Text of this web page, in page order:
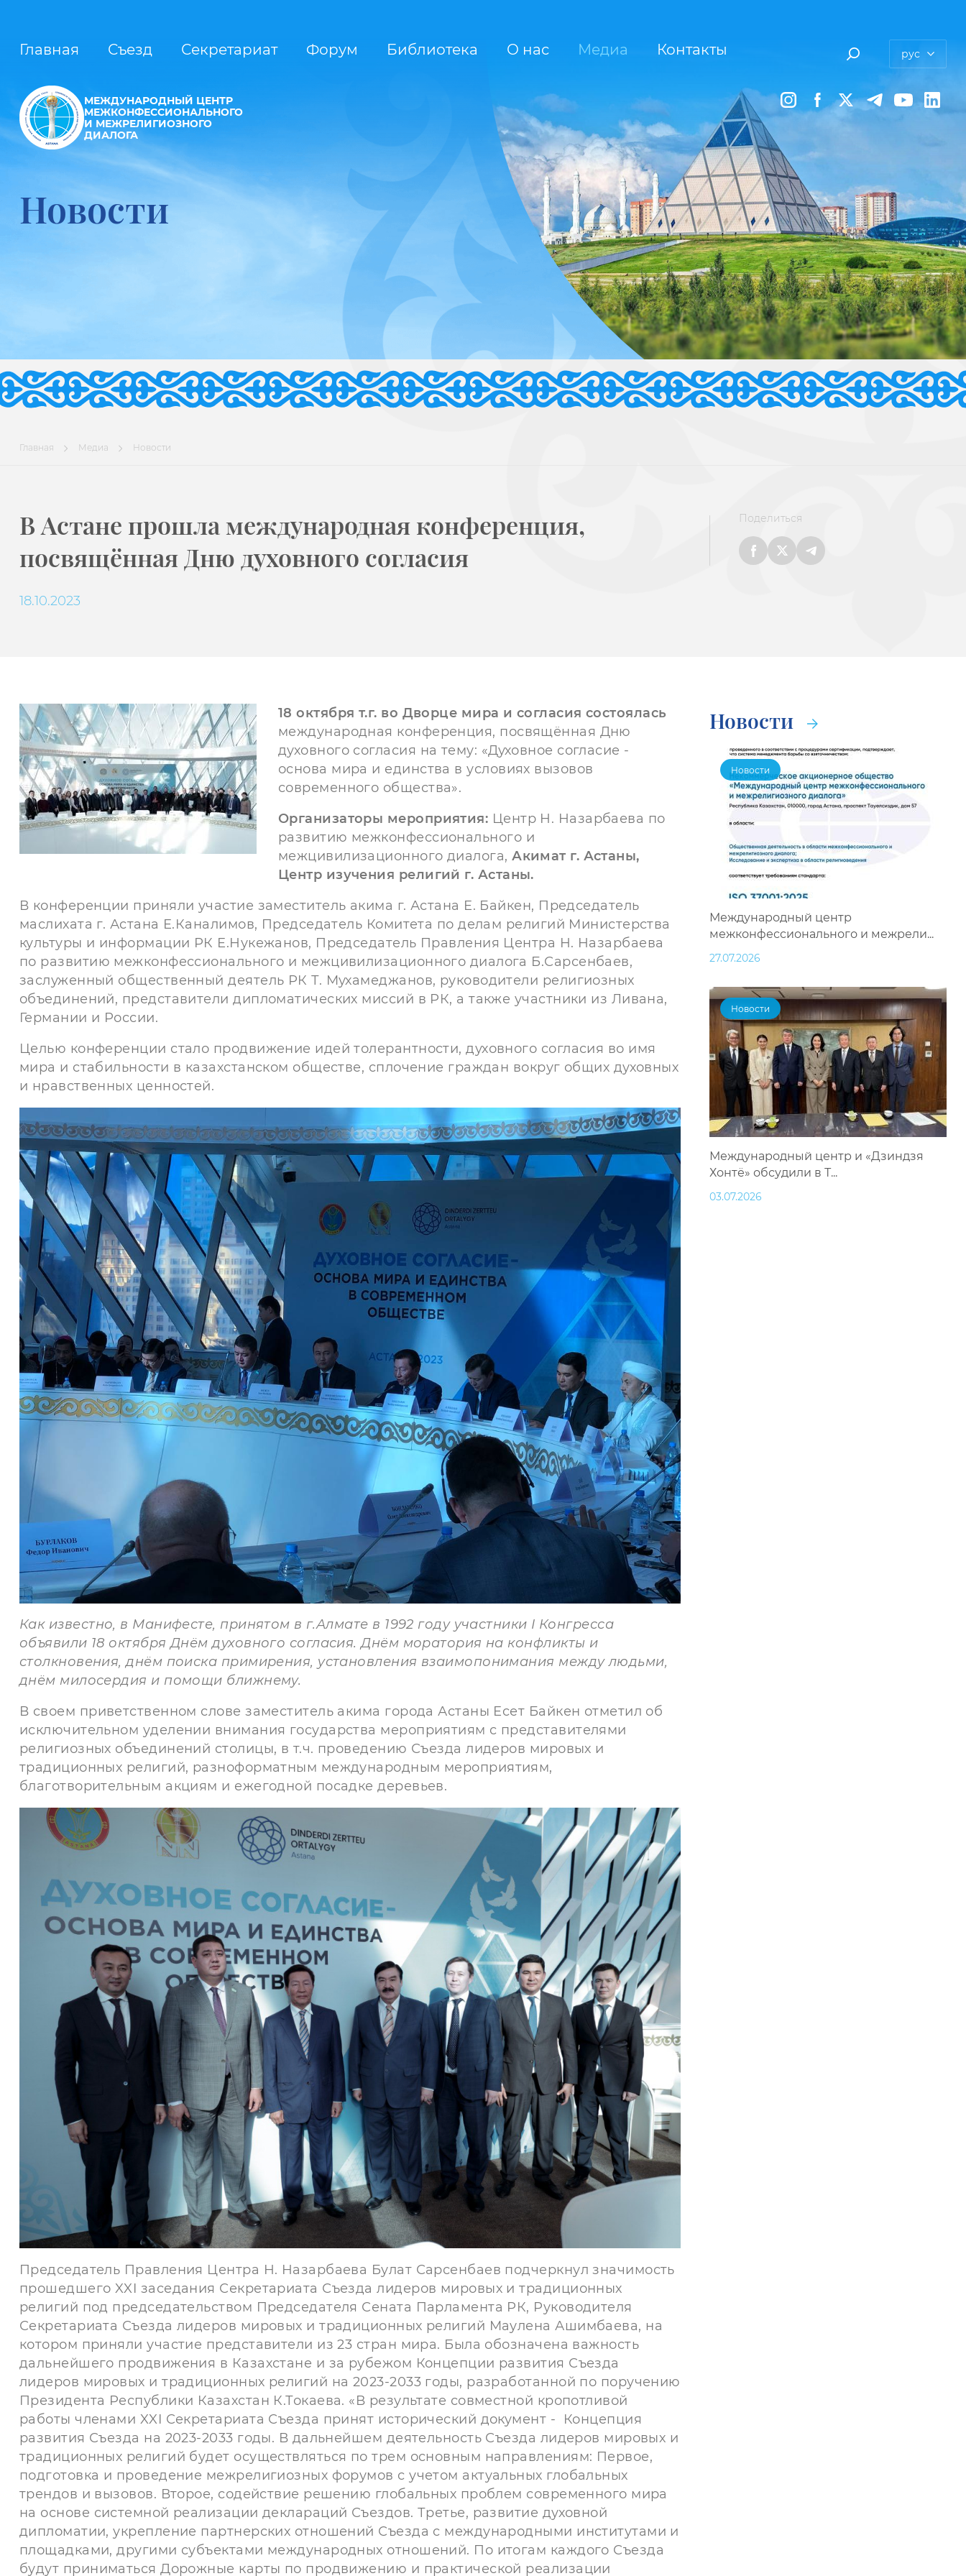
Главная Съезд Секретариат Форум Библиотека О нас Медиа Контакты рус
МЕЖДУНАРОДНЫЙ ЦЕНТР
МЕЖКОНФЕССИОНАЛЬНОГО
И МЕЖРЕЛИГИОЗНОГО
ДИАЛОГА
Новости
Главная Медиа Новости
В Астане прошла международная конференция,
посвящённая Дню духовного согласия
18.10.2023
Поделиться
18 октября т.г. во Дворце мира и согласия состоялась
международная конференция, посвящённая Дню
духовного согласия на тему: «Духовное согласие -
основа мира и единства в условиях вызовов
современного общества».
Организаторы мероприятия: Центр Н. Назарбаева по
развитию межконфессионального и
межцивилизационного диалога,Акимат г. Астаны,
Центр изучения религий г. Астаны.
В конференции приняли участие заместитель акима г. Астана Е. Байкен, Председатель
маслихата г. Астана Е.Каналимов, Председатель Комитета по делам религий Министерства
культуры и информации РК Е.Нукежанов, Председатель Правления Центра Н. Назарбаева
по развитию межконфессионального и межцивилизационного диалога Б.Сарсенбаев,
заслуженный общественный деятель РК Т. Мухамеджанов, руководители религиозных
объединений, представители дипломатических миссий в РК, а также участники из Ливана,
Германии и России.
Целью конференции стало продвижение идей толерантности, духовного согласия во имя
мира и стабильности в казахстанском обществе, сплочение граждан вокруг общих духовных
и нравственных ценностей.
Как известно, в Манифесте, принятом в г.Алмате в 1992 году участники I Конгресса
объявили 18 октября Днём духовного согласия. Днём моратория на конфликты и
столкновения, днём поиска примирения, установления взаимопонимания между людьми,
днём милосердия и помощи ближнему.
В своем приветственном слове заместитель акима города Астаны Есет Байкен отметил об
исключительном уделении внимания государства мероприятиям с представителями
религиозных объединений столицы, в т.ч. проведению Съезда лидеров мировых и
традиционных религий, разноформатным международным мероприятиям,
благотворительным акциям и ежегодной посадке деревьев.
Председатель Правления Центра Н. Назарбаева Булат Сарсенбаев подчеркнул значимость
прошедшего XXI заседания Секретариата Съезда лидеров мировых и традиционных
религий под председательством Председателя Сената Парламента РК, Руководителя
Секретариата Съезда лидеров мировых и традиционных религий Маулена Ашимбаева, на
котором приняли участие представители из 23 стран мира. Была обозначена важность
дальнейшего продвижения в Казахстане и за рубежом Концепции развития Съезда
лидеров мировых и традиционных религий на 2023-2033 годы, разработанной по поручению
Президента Республики Казахстан К.Токаева. «В результате совместной кропотливой
работы членами XXI Секретариата Съезда принят исторический документ - Концепция
развития Съезда на 2023-2033 годы. В дальнейшем деятельность Съезда лидеров мировых и
традиционных религий будет осуществляться по трем основным направлениям: Первое,
подготовка и проведение межрелигиозных форумов с учетом актуальных глобальных
трендов и вызовов. Второе, содействие решению глобальных проблем современного мира
на основе системной реализации деклараций Съездов. Третье, развитие духовной
дипломатии, укрепление партнерских отношений Съезда с международными институтами и
площадками, другими субъектами международных отношений. По итогам каждого Съезда
будут приниматься Дорожные карты по продвижению и практической реализации
Новости
Новости
Международный центр
межконфессионального и межрели...
27.07.2026
Новости
Международный центр и «Дзиндзя
Хонтё» обсудили в Т...
03.07.2026